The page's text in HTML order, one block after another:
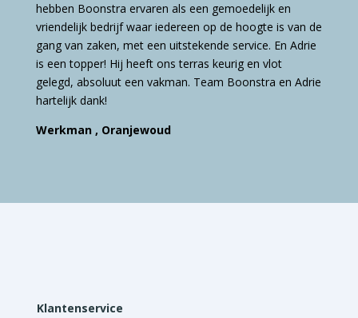
hebben Boonstra ervaren als een gemoedelijk en
vriendelijk bedrijf waar iedereen op de hoogte is van de
gang van zaken, met een uitstekende service. En Adrie
is een topper! Hij heeft ons terras keurig en vlot
gelegd, absoluut een vakman. Team Boonstra en Adrie
hartelijk dank!
Werkman , Oranjewoud
Klantenservice